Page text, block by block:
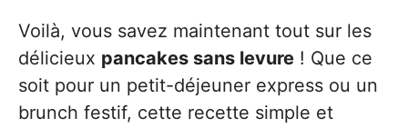
Voilà, vous savez maintenant tout sur les
délicieux pancakes sans levure ! Que ce
soit pour un petit-déjeuner express ou un
brunch festif, cette recette simple et